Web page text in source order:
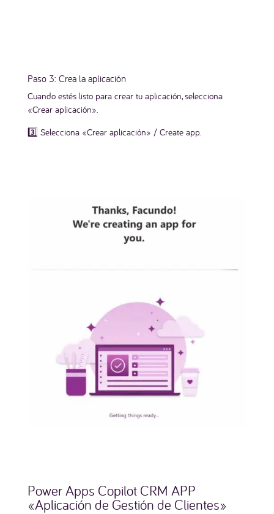
Paso 3: Crea la aplicación
Cuando estés listo para crear tu aplicación, selecciona
«Crear aplicación».
3️⃣ Selecciona «Crear aplicación» / Create app.
Power Apps Copilot CRM APP
«Aplicación de Gestión de Clientes»